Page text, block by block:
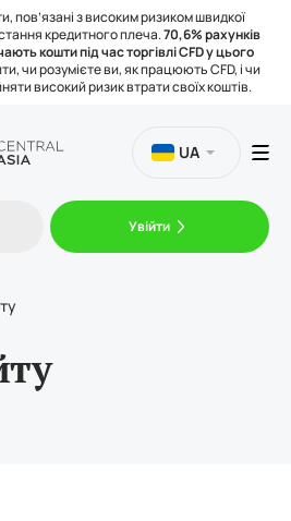
пов’язані з високим ризиком швидкої
кредитного плеча.70,6% рахунків
кошти під час торгівлі CFD у цього
чи розумієте ви, як працюють CFD, і чи
високий ризик втрати своїх коштів.
UA
Увійти